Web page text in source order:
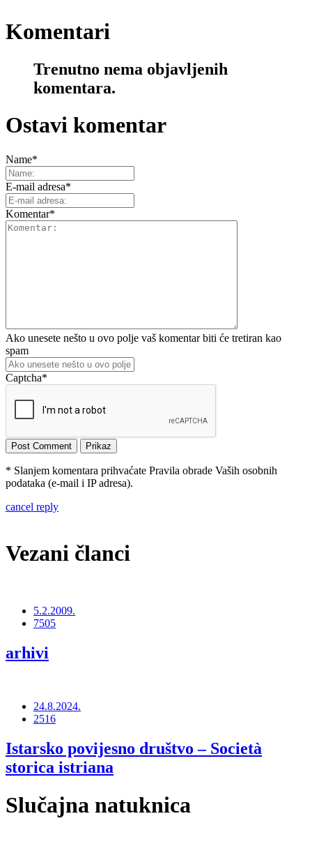
Komentari
Trenutno nema objavljenih
komentara.
Ostavi komentar
Name*
E-mail adresa*
Komentar*
Ako unesete nešto u ovo polje vaš komentar biti će tretiran kao
spam
Captcha*
* Slanjem komentara prihvaćate Pravila obrade Vaših osobnih
podataka (e-mail i IP adresa).
cancel reply
Vezani članci
5.2.2009.
7505
arhivi
24.8.2024.
2516
Istarsko povijesno društvo – Società
storica istriana
Slučajna natuknica